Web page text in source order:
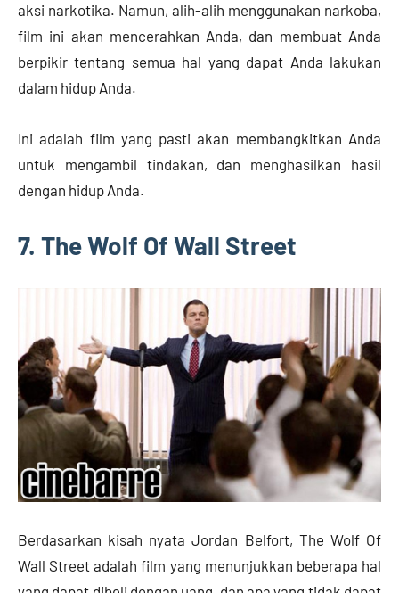
aksi narkotika. Namun, alih-alih menggunakan narkoba,
film ini akan mencerahkan Anda, dan membuat Anda
berpikir tentang semua hal yang dapat Anda lakukan
dalam hidup Anda.
Ini adalah film yang pasti akan membangkitkan Anda
untuk mengambil tindakan, dan menghasilkan hasil
dengan hidup Anda.
7. The Wolf Of Wall Street
Berdasarkan kisah nyata Jordan Belfort, The Wolf Of
Wall Street adalah film yang menunjukkan beberapa hal